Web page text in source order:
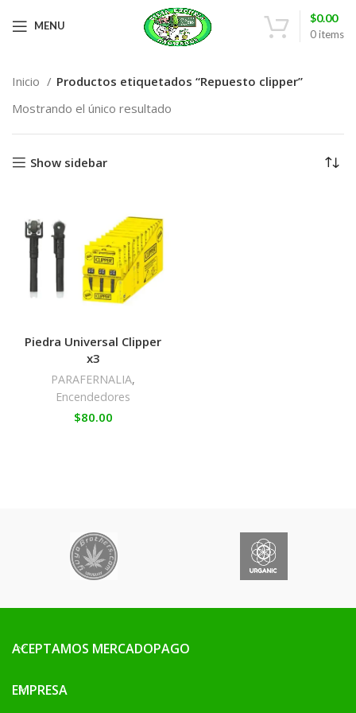
MENU
0items
$0.00
Inicio
Productos etiquetados “Repuesto clipper”
Mostrando el único resultado
Show sidebar
Piedra Universal Clipper
x3
PARAFERNALIA,
Encendedores
$80.00
ACEPTAMOS MERCADOPAGO
EMPRESA